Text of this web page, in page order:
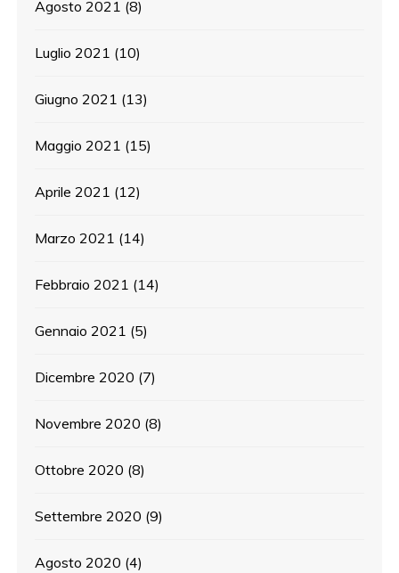
Agosto 2021 (8)
Luglio 2021 (10)
Giugno 2021 (13)
Maggio 2021 (15)
Aprile 2021 (12)
Marzo 2021 (14)
Febbraio 2021 (14)
Gennaio 2021 (5)
Dicembre 2020 (7)
Novembre 2020 (8)
Ottobre 2020 (8)
Settembre 2020 (9)
Agosto 2020 (4)